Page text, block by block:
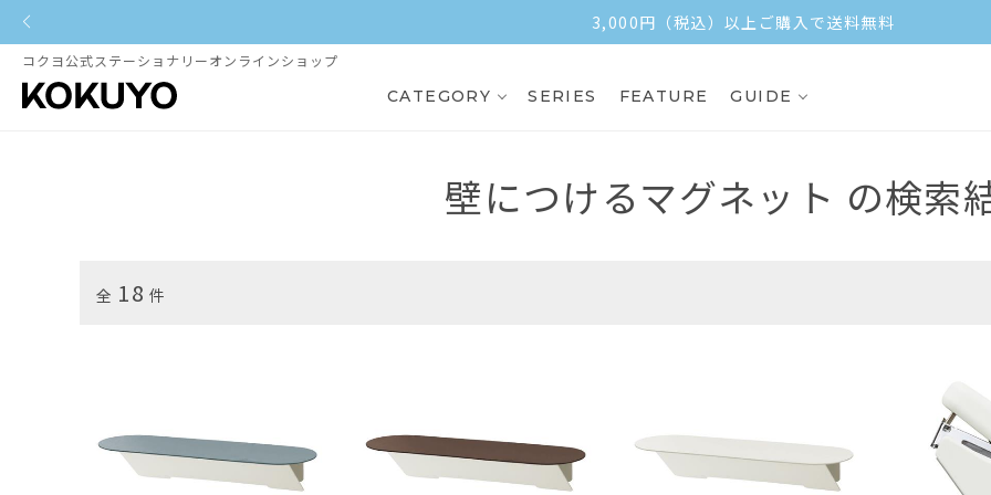
3,000円（税込）以上ご購入で送料無料
コクヨ公式ステーショナリーオンラインショップ
CATEGORY SERIES FEATURE GUIDE
壁につけるマグネット の検索
全 18 件